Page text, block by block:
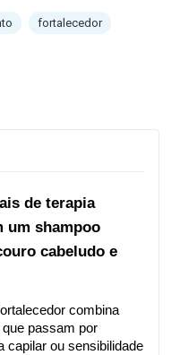
fortalecedor
de terapia
um shampoo
cabeludo e
combina
passam por
capilar ou sensibilidade